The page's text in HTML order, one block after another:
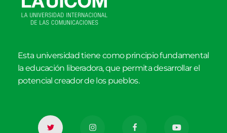
Esta universidad tiene como principio fundamental
la educación liberadora, que permita desarrollar el
potencial creador de los pueblos.